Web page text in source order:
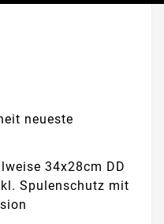
neueste
34x28cm DD
Spulenschutz mit